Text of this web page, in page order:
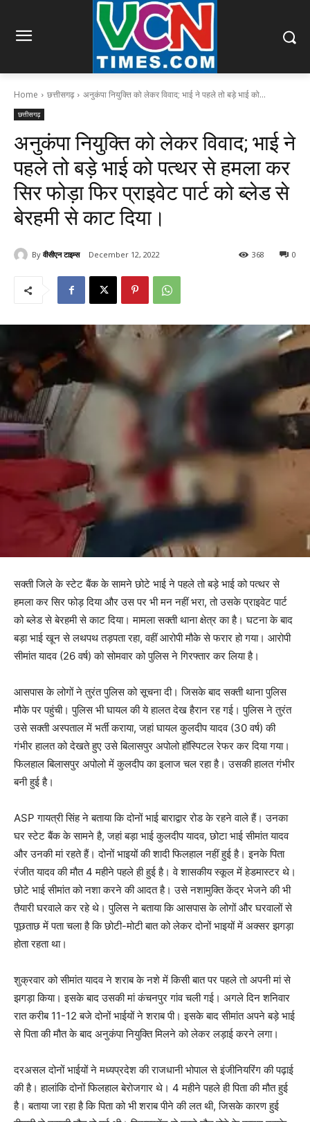
Home छत्तीसगढ़ अनुकंपा नियुक्ति को लेकर विवाद; भाई ने पहले तो बड़े भाई को...
छत्तीसगढ़
अनुकंपा नियुक्ति को लेकर विवाद; भाई ने
पहले तो बड़े भाई को पत्थर से हमला कर
सिर फोड़ा फिर प्राइवेट पार्ट को ब्लेड से
बेरहमी से काट दिया।
By वीसीएन टाइम्स December 12, 2022 0
368
सक्ती जिले के स्टेट बैंक के सामने छोटे भाई ने पहले तो बड़े भाई को पत्थर से
हमला कर सिर फोड़ दिया और उस पर भी मन नहीं भरा, तो उसके प्राइवेट पार्ट
को ब्लेड से बेरहमी से काट दिया। मामला सक्ती थाना क्षेत्र का है। घटना के बाद
बड़ा भाई खून से लथपथ तड़पता रहा, वहीं आरोपी मौके से फरार हो गया। आरोपी
सीमांत यादव (26 वर्ष) को सोमवार को पुलिस ने गिरफ्तार कर लिया है।
आसपास के लोगों ने तुरंत पुलिस को सूचना दी। जिसके बाद सक्ती थाना पुलिस
मौके पर पहुंची। पुलिस भी घायल की ये हालत देख हैरान रह गई। पुलिस ने तुरंत
उसे सक्ती अस्पताल में भर्ती कराया, जहां घायल कुलदीप यादव (30 वर्ष) की
गंभीर हालत को देखते हुए उसे बिलासपुर अपोलो हॉस्पिटल रेफर कर दिया गया।
फिलहाल बिलासपुर अपोलो में कुलदीप का इलाज चल रहा है। उसकी हालत गंभीर
बनी हुई है।
ASP गायत्री सिंह ने बताया कि दोनों भाई बाराद्वार रोड के रहने वाले हैं। उनका
घर स्टेट बैंक के सामने है, जहां बड़ा भाई कुलदीप यादव, छोटा भाई सीमांत यादव
और उनकी मां रहते हैं। दोनों भाइयों की शादी फिलहाल नहीं हुई है। इनके पिता
रंजीत यादव की मौत 4 महीने पहले ही हुई है। वे शासकीय स्कूल में हेडमास्टर थे।
छोटे भाई सीमांत को नशा करने की आदत है। उसे नशामुक्ति केंद्र भेजने की भी
तैयारी घरवाले कर रहे थे। पुलिस ने बताया कि आसपास के लोगों और घरवालों से
पूछताछ में पता चला है कि छोटी-मोटी बात को लेकर दोनों भाइयों में अक्सर झगड़ा
होता रहता था।
शुक्रवार को सीमांत यादव ने शराब के नशे में किसी बात पर पहले तो अपनी मां से
झगड़ा किया। इसके बाद उसकी मां कंचनपुर गांव चली गई। अगले दिन शनिवार
रात करीब 11-12 बजे दोनों भाईयों ने शराब पी। इसके बाद सीमांत अपने बड़े भाई
से पिता की मौत के बाद अनुकंपा नियुक्ति मिलने को लेकर लड़ाई करने लगा।
दरअसल दोनों भाईयों ने मध्यप्रदेश की राजधानी भोपाल से इंजीनियरिंग की पढ़ाई
की है। हालांकि दोनों फिलहाल बेरोजगार थे। 4 महीने पहले ही पिता की मौत हुई
है। बताया जा रहा है कि पिता को भी शराब पीने की लत थी, जिसके कारण हुई